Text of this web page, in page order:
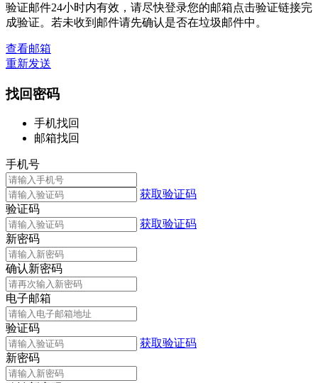
验证邮件24小时内有效，请尽快登录您的邮箱点击验证链接完
成验证。若未收到邮件请先确认是否在垃圾邮件中。
查看邮箱
重新发送
找回密码
手机找回
邮箱找回
手机号
获取验证码
验证码
获取验证码
新密码
确认新密码
电子邮箱
验证码
获取验证码
新密码